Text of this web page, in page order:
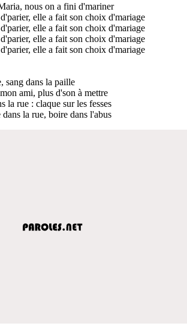
nous on a fini d'mariner
elle a fait son choix d'mariage
elle a fait son choix d'mariage
elle a fait son choix d'mariage
elle a fait son choix d'mariage
sang dans la paille
ami, plus d'son à mettre
la rue : claque sur les fesses
la rue, boire dans l'abus